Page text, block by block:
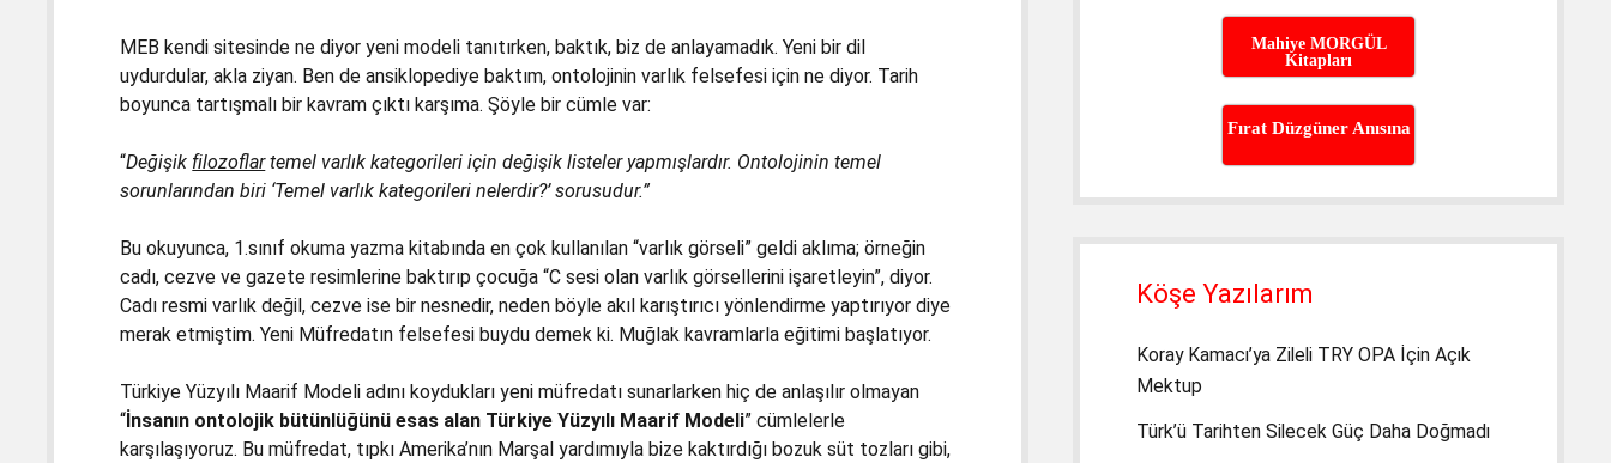
MEB kendi sitesinde ne diyor yeni modeli tanıtırken, baktık, biz de anlayamadık. Yeni bir dil
uydurdular, akla ziyan. Ben de ansiklopediye baktım, ontolojinin varlık felsefesi için ne diyor. Tarih
boyunca tartışmalı bir kavram çıktı karşıma. Şöyle bir cümle var:
“Değişik filozoflartemel varlık kategorileri için değişik listeler yapmışlardır. Ontolojinin temel
sorunlarından biri ‘Temel varlık kategorileri nelerdir?’ sorusudur.”
Bu okuyunca, 1.sınıf okuma yazma kitabında en çok kullanılan “varlık görseli” geldi aklıma; örneğin
cadı, cezve ve gazete resimlerine baktırıp çocuğa “C sesi olan varlık görsellerini işaretleyin”, diyor.
Cadı resmi varlık değil, cezve ise bir nesnedir, neden böyle akıl karıştırıcı yönlendirme yaptırıyor diye
merak etmiştim. Yeni Müfredatın felsefesi buydu demek ki. Muğlak kavramlarla eğitimi başlatıyor.
Türkiye Yüzyılı Maarif Modeli adını koydukları yeni müfredatı sunarlarken hiç de anlaşılır olmayan
“İnsanın ontolojik bütünlüğünü esas alan Türkiye Yüzyılı Maarif Modeli” cümlelerle
karşılaşıyoruz. Bu müfredat, tıpkı Amerika’nın Marşal yardımıyla bize kaktırdığı bozuk süt tozları gibi,
Mahiye MORGÜL
Kitapları
Fırat Düzgüner Anısına
Köşe Yazılarım
Koray Kamacı’ya Zileli TRY OPA İçin Açık
Mektup
Türk’ü Tarihten Silecek Güç Daha Doğmadı